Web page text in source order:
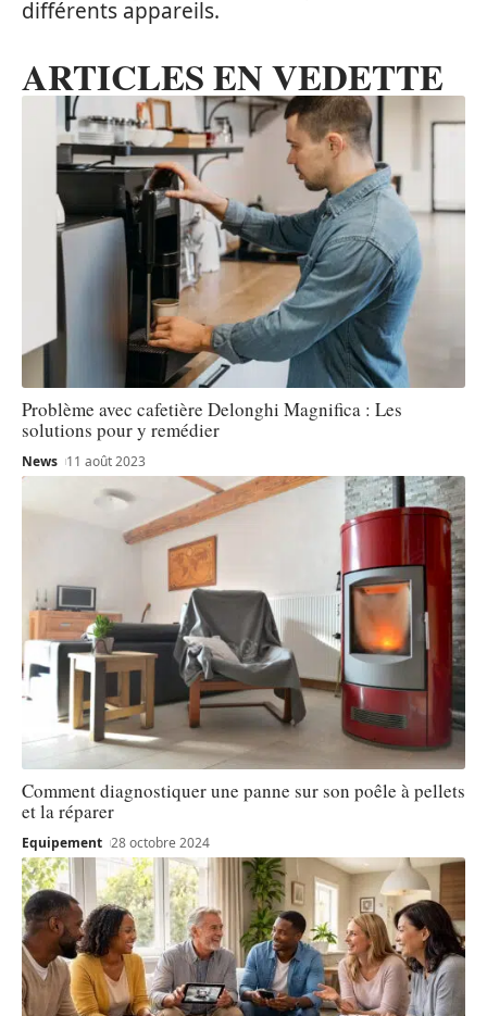
différents appareils.
ARTICLES EN VEDETTE
Problème avec cafetière Delonghi Magnifica : Les
solutions pour y remédier
News 11 août 2023
Comment diagnostiquer une panne sur son poêle à pellets
et la réparer
Equipement 28 octobre 2024